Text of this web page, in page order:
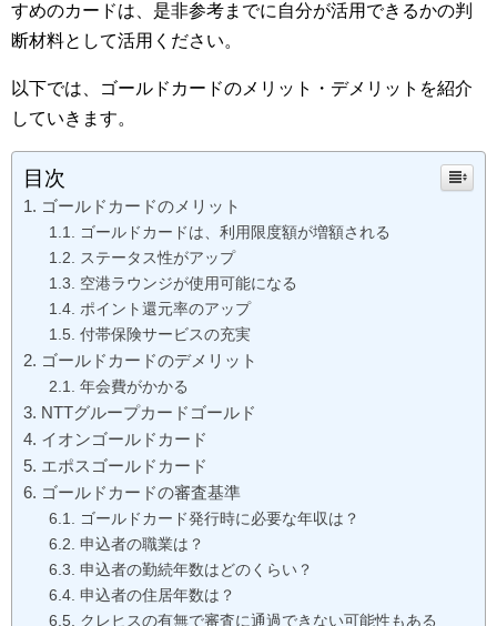
すめのカードは、是非参考までに自分が活用できるかの判
断材料として活用ください。
以下では、ゴールドカードのメリット・デメリットを紹介
していきます。
目次
ゴールドカードのメリット
ゴールドカードは、利用限度額が増額される
ステータス性がアップ
空港ラウンジが使用可能になる
ポイント還元率のアップ
付帯保険サービスの充実
ゴールドカードのデメリット
年会費がかかる
NTTグループカードゴールド
イオンゴールドカード
エポスゴールドカード
ゴールドカードの審査基準
ゴールドカード発行時に必要な年収は？
申込者の職業は？
申込者の勤続年数はどのくらい？
申込者の住居年数は？
クレヒスの有無で審査に通過できない可能性もある